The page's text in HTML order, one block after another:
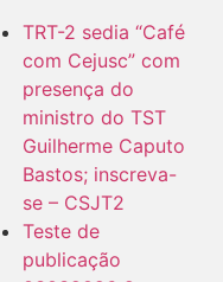
TRT-2 sedia “Café
com Cejusc” com
presença do
ministro do TST
Guilherme Caputo
Bastos; inscreva-
se – CSJT2
Teste de
publicação